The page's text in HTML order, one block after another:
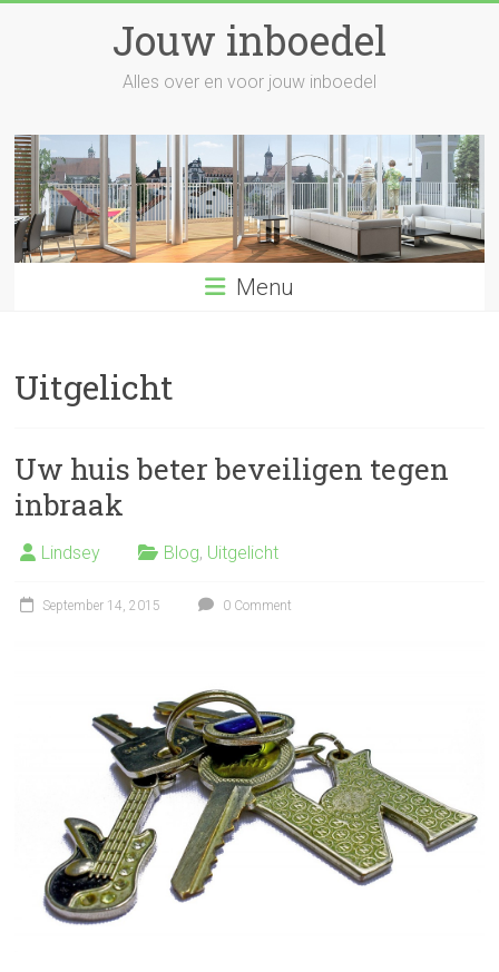
Jouw inboedel
Alles over en voor jouw inboedel
Menu
Uitgelicht
Uw huis beter beveiligen tegen
inbraak
Lindsey Blog, Uitgelicht
September 14, 2015 0 Comment